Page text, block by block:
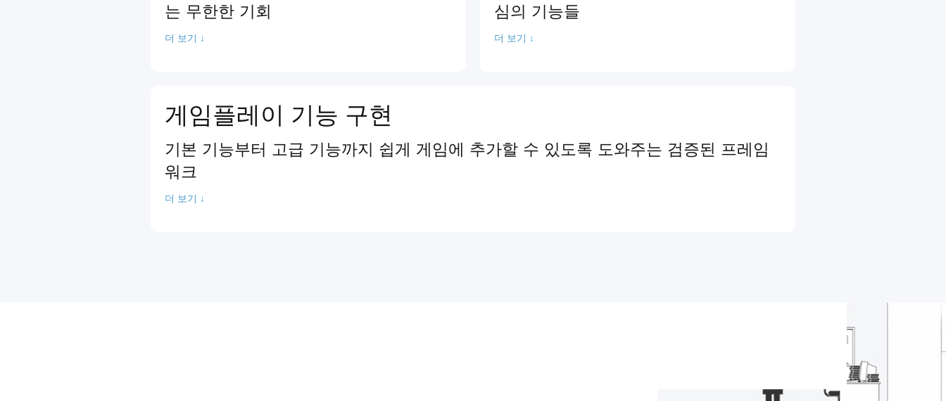
는 무한한 기회
더 보기 ↓
심의 기능들
더 보기 ↓
게임플레이 기능 구현
기본 기능부터 고급 기능까지 쉽게 게임에 추가할 수 있도록 도와주는 검증된 프레임
워크
더 보기 ↓